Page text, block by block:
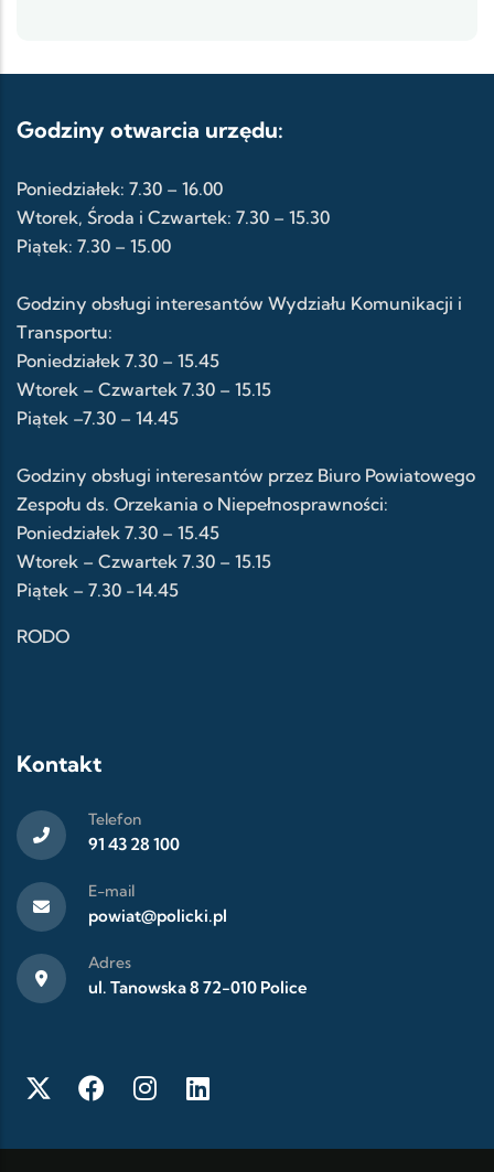
Godziny otwarcia urzędu:
Poniedziałek: 7.30 – 16.00
Wtorek, Środa i Czwartek: 7.30 – 15.30
Piątek: 7.30 – 15.00
Godziny obsługi interesantów Wydziału Komunikacji i
Transportu:
Poniedziałek 7.30 – 15.45
Wtorek – Czwartek 7.30 – 15.15
Piątek –7.30 – 14.45
Godziny obsługi interesantów przez Biuro Powiatowego
Zespołu ds. Orzekania o Niepełnosprawności:
Poniedziałek 7.30 – 15.45
Wtorek – Czwartek 7.30 – 15.15
Piątek – 7.30 -14.45
RODO
Kontakt
Telefon
91 43 28 100
E-mail
powiat@policki.pl
Adres
ul. Tanowska 8 72-010 Police